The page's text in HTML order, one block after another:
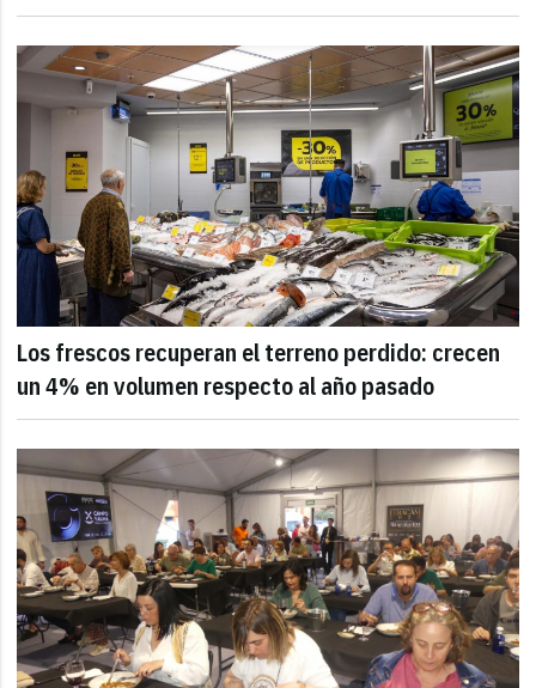
Los frescos recuperan el terreno perdido: crecen
un 4% en volumen respecto al año pasado